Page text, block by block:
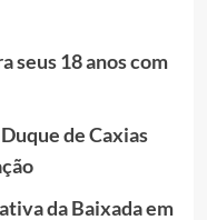
seus 18 anos com
de Caxias
da Baixada em